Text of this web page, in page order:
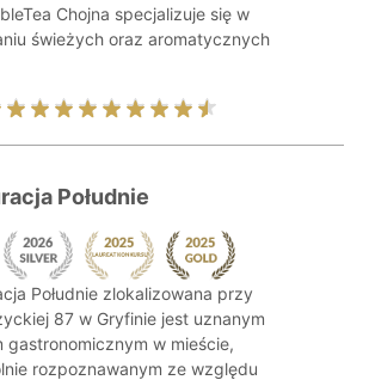
Chojna specjalizuje się w
świeżych oraz aromatycznych
Południe
Południe zlokalizowana przy
87 w Gryfinie jest uznanym
gastronomicznym w mieście,
rozpoznawanym ze względu